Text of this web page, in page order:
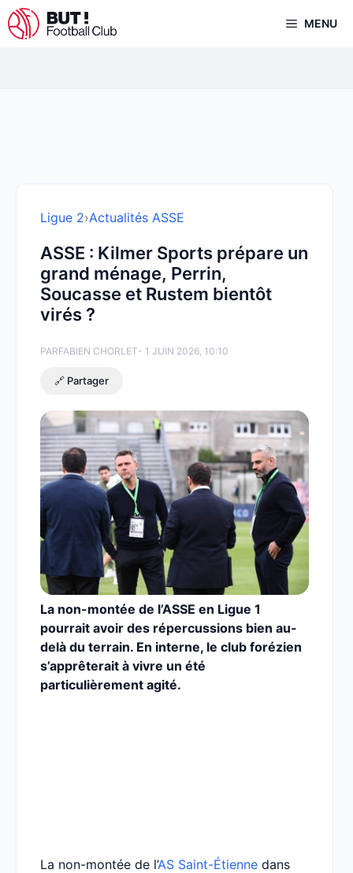
Aller
au
MENU
Ligue 2›Actualités ASSE
ASSE : Kilmer Sports prépare un
grand ménage, Perrin,
Soucasse et Rustem bientôt
virés ?
PARFABIEN CHORLET- 1 JUIN 2026, 10:10
🔗 Partager
La non-montée de l’ASSE en Ligue 1
pourrait avoir des répercussions bien au-
delà du terrain. En interne, le club forézien
s’apprêterait à vivre un été
particulièrement agité.
La non-montée de l’AS Saint-Étienne dans